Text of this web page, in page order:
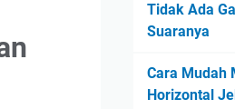
Tidak Ada
Suaranya
Cara Mudah
Horizontal